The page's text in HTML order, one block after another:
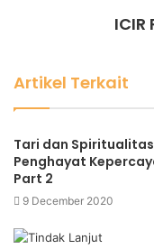
Artikel Terkait
Tari dan Spiritualitas
Penghayat
Part 2
9 December 2020